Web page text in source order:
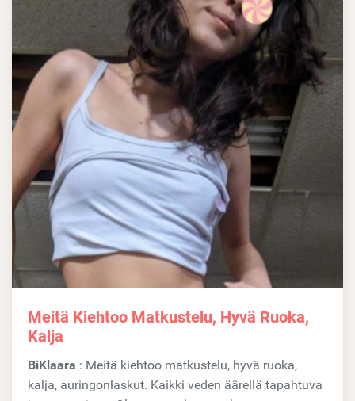
Meitä Kiehtoo Matkustelu, Hyvä Ruoka,
Kalja
BiKlaara : Meitä kiehtoo matkustelu, hyvä ruoka,
kalja, auringonlaskut. Kaikki veden äärellä tapahtuva